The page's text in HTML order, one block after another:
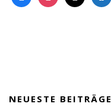
a
n
m
a
o
NEUESTE BEITRÄGE